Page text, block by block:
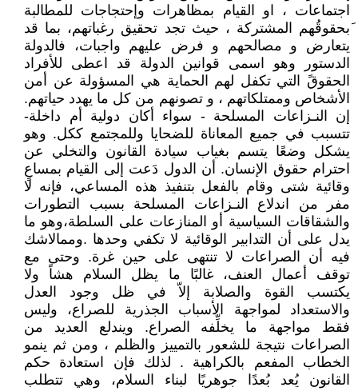
اجتماعات ، او القيام بمظاهرات وإحتجاجات للمطالبة
َبحقوقُهم المشتركة ، حيث تجد تحقيق رغباتهم، بما قد
يتعارض و مصالحهم و فرض عليهم واجبات، فالدولة
الدستور وهو اسمى قوانين الدولة قد اعطى للأفراد
الحقوقً التي تكفل لهم الحماية هي المسؤولة عن أمن
الأشخاص وممتلكاتهم ، و تصونهم من كل ما يهدد حياتهم.
إن النـزاعات المسلحة - سواء أكان دولية أم داخلة-
تتسبب في جميع المعاناة للضحايا وللمجتمع ككل. وهو
يشكل وضعًا يتسم بغياب سيادة القانون والتخلي عن
احترام حقوق الإنسان. أن الدول دَعت إلى القيام بمساعٍ
وقائية شتى وقام بالفعل بتنفيذ هذه المساعي، فإنه لا
مفر من اندلاع النـزاعات المسلحة بسبب التطورات
والشقاقات السياسية أو المنازعات على السلطة،وهو ما
يدل على أن التدابير الوقائية لا تكفي وحدها .وممالاشك
فيه أن الصراعات لا تنتهى على حين غرة. وحتى مع
توقف أعمال العنف، غالبًا ما يظل السلام هشاً ولا
يكتسب القوة والصلابة إلاّ في ظل وجود العدل
والاستعداد لمواجهة الأسباب الجذرية للصراع، وليس
فقط مواجهة ما يخلِّفه الصراع. ويندلع العديد من
الصراعات نتيجة للشعور بالتمييز والظلم ، ومن ثم ينمو
الخطاب المفعم بالكراهية . لذلك فإن استعادة حكم
القانون يُعد بُعدًا جوهريًا لبناء السلام، وهي تتطلب